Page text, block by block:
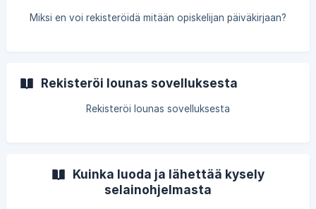
Miksi en voi rekisteröidä mitään opiskelijan päiväkirjaan?
Rekisteröi lounas sovelluksesta
Rekisteröi lounas sovelluksesta
Kuinka luoda ja lähettää kysely
selainohjelmasta